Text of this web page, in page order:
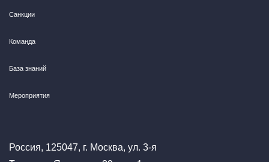
Санкции
Команда
База знаний
Мероприятия
Россия, 125047, г. Москва, ул. 3-я